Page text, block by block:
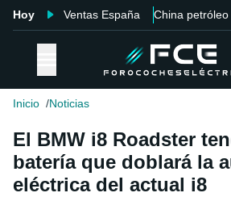
Hoy Ventas España China petróleo
Inicio Noticias
El BMW i8 Roadster
batería que doblará la
eléctrica del actual i8